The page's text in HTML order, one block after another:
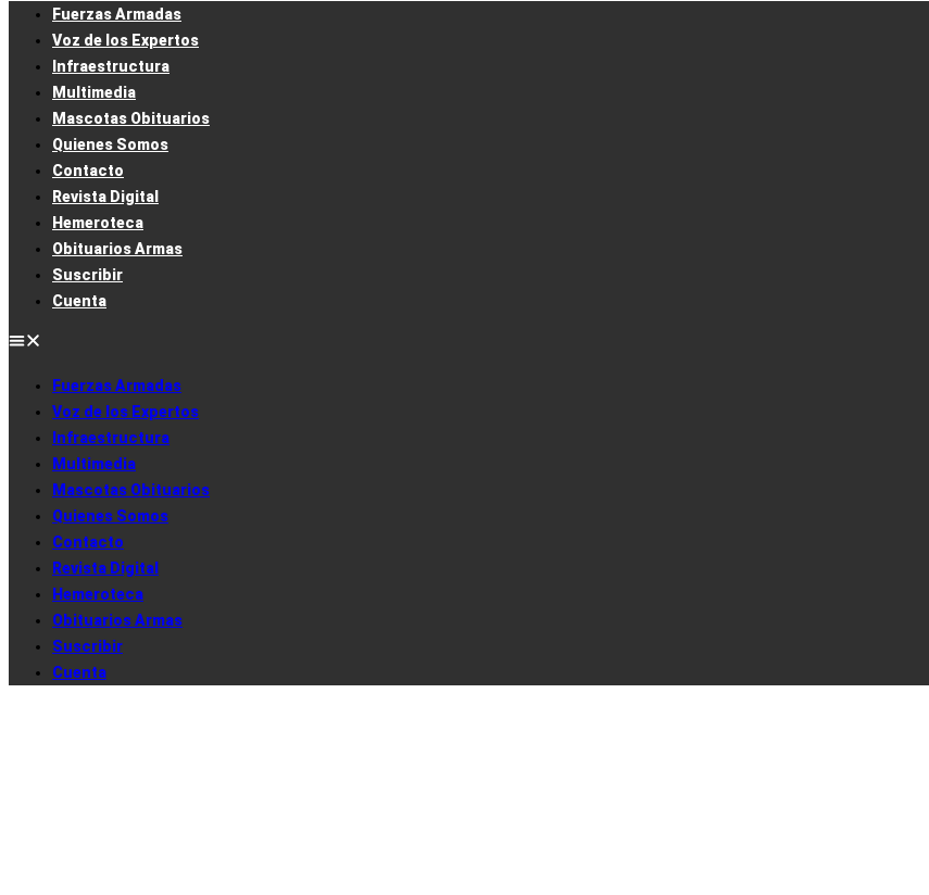
Fuerzas Armadas
Voz de los Expertos
Infraestructura
Multimedia
Mascotas Obituarios
Quienes Somos
Contacto
Revista Digital
Hemeroteca
Obituarios Armas
Suscribir
Cuenta
Fuerzas Armadas
Voz de los Expertos
Infraestructura
Multimedia
Mascotas Obituarios
Quienes Somos
Contacto
Revista Digital
Hemeroteca
Obituarios Armas
Suscribir
Cuenta